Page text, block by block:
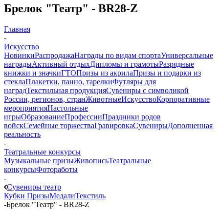
Брелок "Театр" - BR28-Z
Главная
-
Искусство
НовинкиРаспродажаНаграды по видам спортаУниверсальные
наградыАктивный отдыхДипломы и грамотыРазрядные
книжки и значкиГТОПризы из акрилаПризы и подарки из
стеклаПлакетки, панно, тарелкиФутляры для
наградТекстильная продукцияСувениры с символикой
России, регионов, странЖивотныеИскусствоКорпоративные
мероприятияНастольные
игрыОбразованиеПрофессииПраздники родов
войскСемейные торжестваГравировкаСувенирыДополненная
реальность
-
Театральные конкурсы
Музыкальные призыЖивописьТеатральные
конкурсыФотоработы
-
Сувениры театр
Кубки ПризыМедалиТекстиль
-Брелок "Театр" - BR28-Z